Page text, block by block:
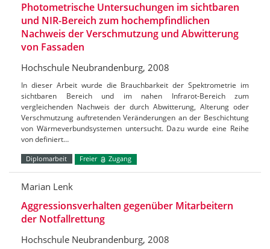
Photometrische Untersuchungen im sichtbaren
und NIR-Bereich zum hochempfindlichen
Nachweis der Verschmutzung und Abwitterung
von Fassaden
Hochschule Neubrandenburg, 2008
In dieser Arbeit wurde die Brauchbarkeit der Spektrometrie im
sichtbaren Bereich und im nahen Infrarot-Bereich zum
vergleichenden Nachweis der durch Abwitterung, Alterung oder
Verschmutzung auftretenden Veränderungen an der Beschichtung
von Wärmeverbundsystemen untersucht. Dazu wurde eine Reihe
von definiert…
Diplomarbeit Freier Zugang
Marian Lenk
Aggressionsverhalten gegenüber Mitarbeitern
der Notfallrettung
Hochschule Neubrandenburg, 2008